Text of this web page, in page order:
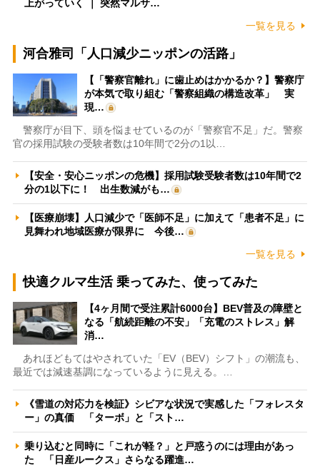
上がっていく ｜ 突然マルサ…
一覧を見る
河合雅司「人口減少ニッポンの活路」
【「警察官離れ」に歯止めはかかるか？】警察庁
が本気で取り組む「警察組織の構造改革」 実
現…
警察庁が目下、頭を悩ませているのが「警察官不足」だ。警察
官の採用試験の受験者数は10年間で2分の1以…
【安全・安心ニッポンの危機】採用試験受験者数は10年間で2
分の1以下に！ 出生数減がも…
【医療崩壊】人口減少で「医師不足」に加えて「患者不足」に
見舞われ地域医療が限界に 今後…
一覧を見る
快適クルマ生活 乗ってみた、使ってみた
【4ヶ月間で受注累計6000台】BEV普及の障壁と
なる「航続距離の不安」「充電のストレス」解
消…
あれほどもてはやされていた「EV（BEV）シフト」の潮流も、
最近では減速基調になっているように見える。…
《雪道の対応力を検証》シビアな状況で実感した「フォレスタ
ー」の真価 「ターボ」と「スト…
乗り込むと同時に「これが軽？」と戸惑うのには理由があっ
た 「日産ルークス」さらなる躍進…